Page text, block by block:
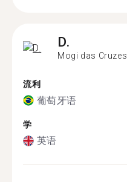
D.
Mogi das Cruzes
流利
葡萄牙语
学
英语